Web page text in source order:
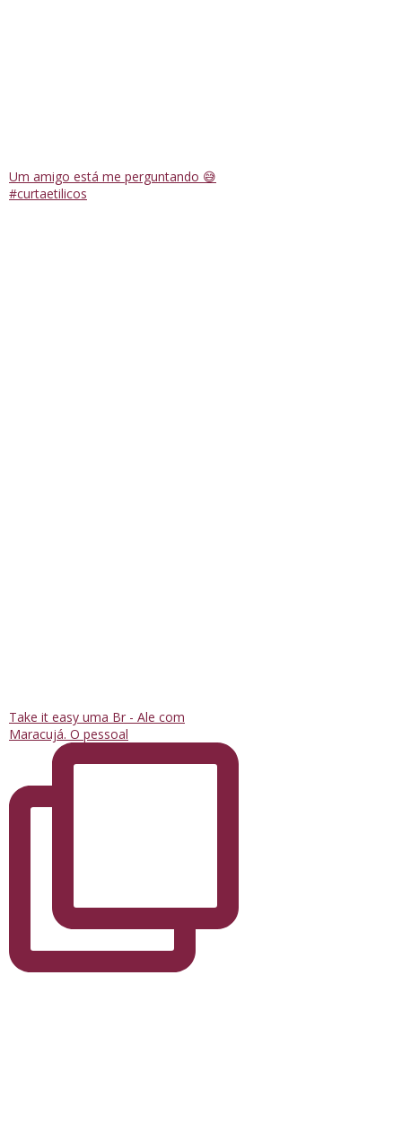
Um amigo está me perguntando 😅
#curtaetilicos
Take it easy uma Br - Ale com
Maracujá. O pessoal